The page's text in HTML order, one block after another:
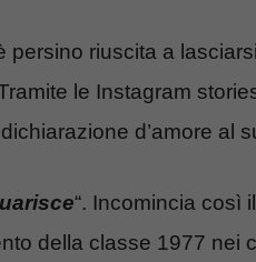
persino riuscita a
le Instagram
d’amore al
“. Incomincia così
della classe 1977 nei